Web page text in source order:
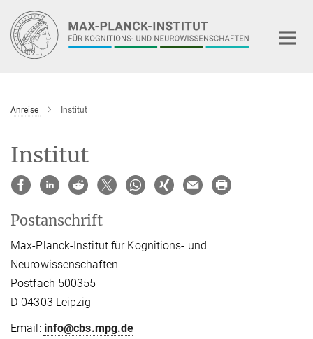
Hauptinhalt
Anreise Institut
Institut
Postanschrift
Max-Planck-Institut für Kognitions- und
Neurowissenschaften
Postfach 500355
D-04303 Leipzig
Email: info@cbs.mpg.de